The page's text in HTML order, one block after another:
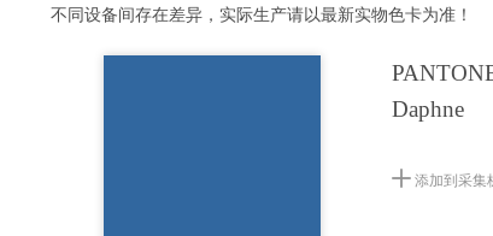
不同设备间存在差异，实际生产请以最新实物色卡为准！
Daphne
添加到采集